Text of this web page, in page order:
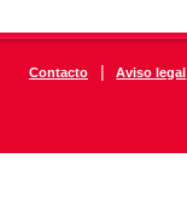
Contacto | Aviso legal